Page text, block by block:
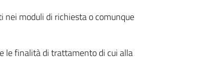
nei moduli di richiesta o comunque
le finalità di trattamento di cui alla